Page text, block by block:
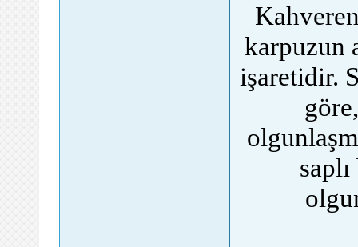
karpuzun
işaretidir.